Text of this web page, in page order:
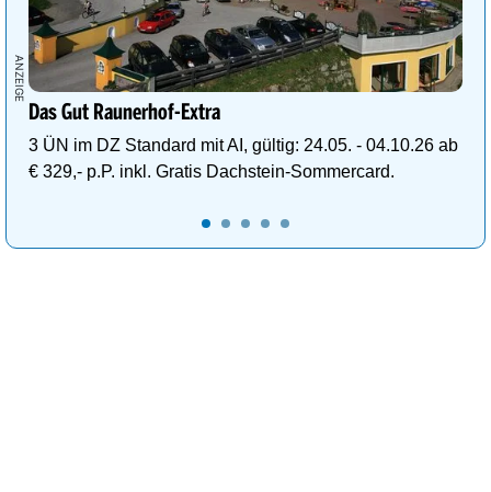
Das Gut Raunerhof-Extra
3 ÜN im DZ Standard mit AI, gültig: 24.05. - 04.10.26 ab
€ 329,- p.P. inkl. Gratis Dachstein-Sommercard.